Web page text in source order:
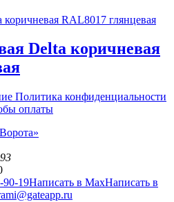
Delta коричневая
Политика конфиденциальности
оплаты
90-19Написать в MaxНаписать в
i@gateapp.ru